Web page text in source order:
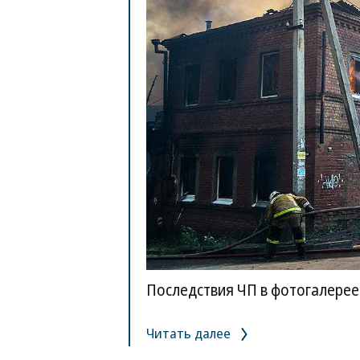
Последствия ЧП в
Читать далее